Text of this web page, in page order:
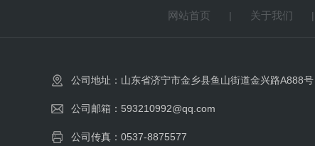
网站首页 | 关于我们
公司地址：山东省济宁市金乡县鱼山街道金兴路A888号
公司邮箱：593210992@qq.com
公司传真：0537-8875577